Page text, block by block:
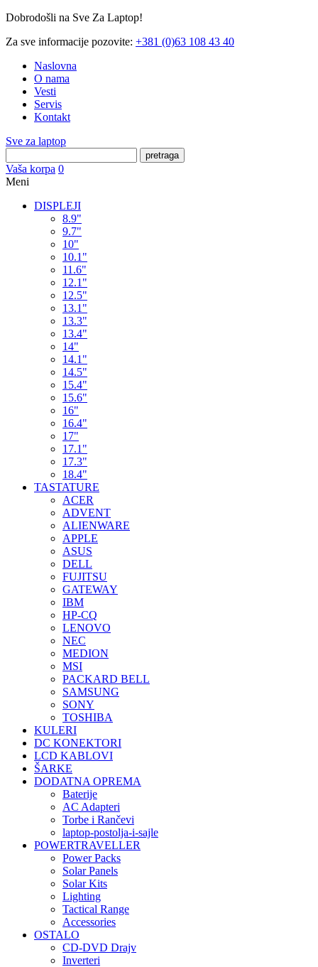
Dobrodošli na Sve Za Laptop!
Za sve informacije pozovite: +381 (0)63 108 43 40
Naslovna
O nama
Vesti
Servis
Kontakt
Sve za laptop
pretraga
Vaša korpa 0
Meni
DISPLEJI
8.9"
9.7"
10"
10.1"
11.6"
12.1"
12.5"
13.1"
13.3"
13.4"
14"
14.1"
14.5"
15.4"
15.6"
16"
16.4"
17"
17.1"
17.3"
18.4"
TASTATURE
ACER
ADVENT
ALIENWARE
APPLE
ASUS
DELL
FUJITSU
GATEWAY
IBM
HP-CQ
LENOVO
NEC
MEDION
MSI
PACKARD BELL
SAMSUNG
SONY
TOSHIBA
KULERI
DC KONEKTORI
LCD KABLOVI
ŠARKE
DODATNA OPREMA
Baterije
AC Adapteri
Torbe i Rančevi
laptop-postolja-i-sajle
POWERTRAVELLER
Power Packs
Solar Panels
Solar Kits
Lighting
Tactical Range
Accessories
OSTALO
CD-DVD Drajv
Inverteri